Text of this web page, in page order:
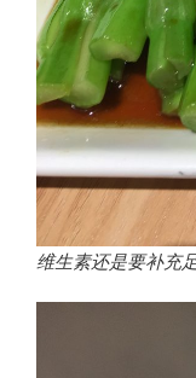
维生素还是要补充